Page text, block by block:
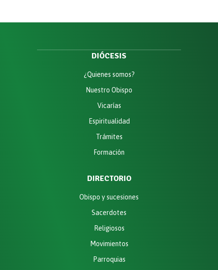
DIÓCESIS
¿Quienes somos?
Nuestro Obispo
Vicarías
Espiritualidad
Trámites
Formación
DIRECTORIO
Obispo y sucesiones
Sacerdotes
Religiosos
Movimientos
Parroquias